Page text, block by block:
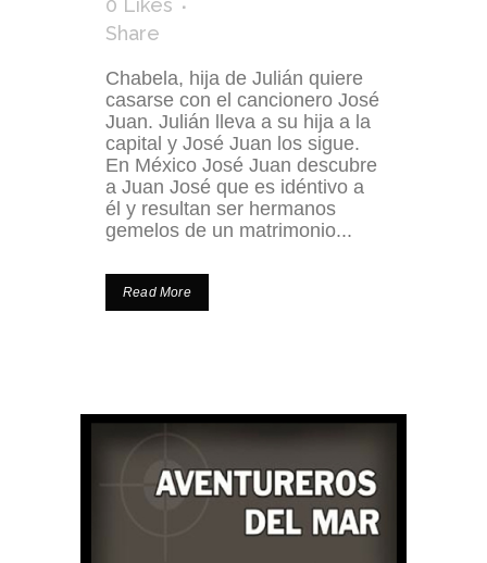
0 Likes
Share
Chabela, hija de Julián quiere
casarse con el cancionero José
Juan. Julián lleva a su hija a la
capital y José Juan los sigue.
En México José Juan descubre
a Juan José que es idéntivo a
él y resultan ser hermanos
gemelos de un matrimonio...
Read More